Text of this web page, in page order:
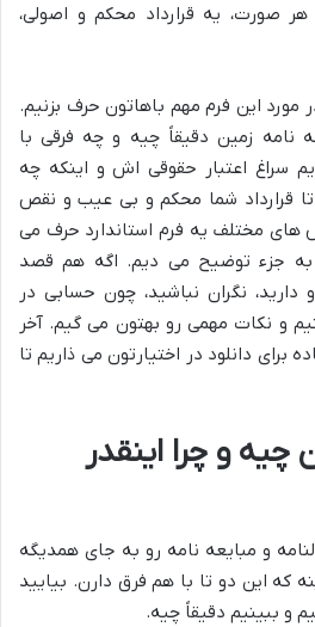
صورت، یه قرارداد محکم و اصولی،
مورد این فرم مهم باهاتون حرف بزنیم.
نامه زمین دقیقاً چیه و چه فرقی با
سراغ اعتبار حقوقی اش و اینکه چه
تا قرارداد شما محکم و بی عیب و نقص
مختلف یه فرم استاندارد حرف می
جزء توضیح می دیم. اگه هم قصد
نگران نباشید، چون حسابی در
و نکات مهمی رو بهتون می گیم. آخر
دانلود در اختیارتون می ذاریم تا
چیه و چرا اینقدر
و مبایعه نامه رو به جای همدیگه
که این دو تا با هم فرق دارن. بیایید
و ببینیم دقیقاً چیه.